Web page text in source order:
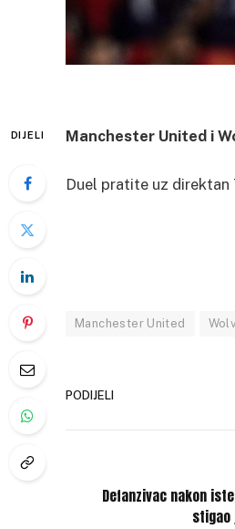
DIJELI Manchester United i
Duel pratite uz direktan
Manchester United
PODIJELI
Defanzivac nakon
stigao